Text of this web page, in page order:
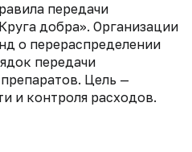
передачи
добра». Организации
о перераспределении
передачи
Цель —
и контроля расходов.